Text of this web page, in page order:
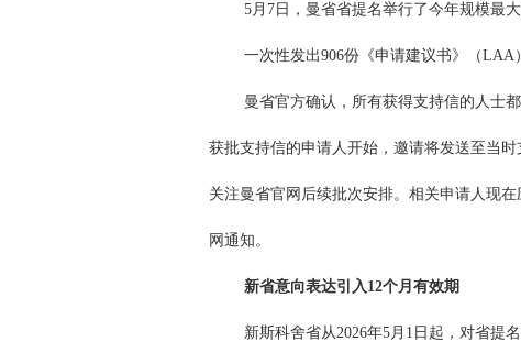
5月7日，曼省省提名举行了今年规模最大
一次性发出906份《申请建议书》（LAA）
曼省官方确认，所有获得支持信的人士
获批支持信的申请人开始，邀请将发送至当
关注曼省官网后续批次安排。相关申请人现
网通知。
新省意向表达引入12个月有效期
新斯科舍省从2026年5月1日起，对省提